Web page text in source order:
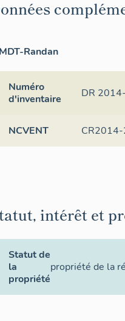
Randan
Numéro
d'inventaire
DR
NCVENT
intérêt et
Statut de
la
propriété
propriété de la